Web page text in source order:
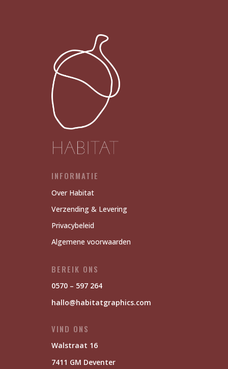
INFORMATIE
Over Habitat
Verzending & Levering
Privacybeleid
Algemene voorwaarden
BEREIK ONS
0570 – 597 264
hallo@habitatgraphics.com
VIND ONS
Walstraat 16
7411 GM Deventer